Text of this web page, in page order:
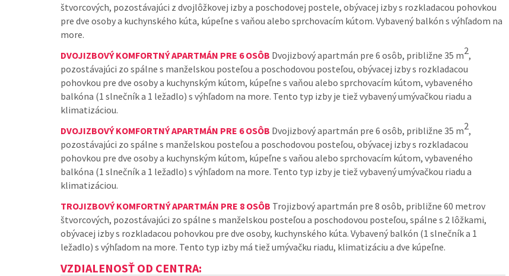
štvorcových, pozostávajúci z dvojlôžkovej izby a poschodovej postele, obývacej izby s rozkladacou pohovkou
pre dve osoby a kuchynského kúta, kúpeľne s vaňou alebo sprchovacím kútom. Vybavený balkón s výhľadom na
more.
DVOJIZBOVÝ KOMFORTNÝ APARTMÁN PRE 6 OSÔB Dvojizbový apartmán pre 6 osôb, približne 35 m2,
pozostávajúci zo spálne s manželskou posteľou a poschodovou posteľou, obývacej izby s rozkladacou
pohovkou pre dve osoby a kuchynským kútom, kúpeľne s vaňou alebo sprchovacím kútom, vybaveného
balkóna (1 slnečník a 1 ležadlo) s výhľadom na more. Tento typ izby je tiež vybavený umývačkou riadu a
klimatizáciou.
DVOJIZBOVÝ KOMFORTNÝ APARTMÁN PRE 6 OSÔB Dvojizbový apartmán pre 6 osôb, približne 35 m2,
pozostávajúci zo spálne s manželskou posteľou a poschodovou posteľou, obývacej izby s rozkladacou
pohovkou pre dve osoby a kuchynským kútom, kúpeľne s vaňou alebo sprchovacím kútom, vybaveného
balkóna (1 slnečník a 1 ležadlo) s výhľadom na more. Tento typ izby je tiež vybavený umývačkou riadu a
klimatizáciou.
TROJIZBOVÝ KOMFORTNÝ APARTMÁN PRE 8 OSÔB Trojizbový apartmán pre 8 osôb, približne 60 metrov
štvorcových, pozostávajúci zo spálne s manželskou posteľou a poschodovou posteľou, spálne s 2 lôžkami,
obývacej izby s rozkladacou pohovkou pre dve osoby, kuchynského kúta. Vybavený balkón (1 slnečník a 1
ležadlo) s výhľadom na more. Tento typ izby má tiež umývačku riadu, klimatizáciu a dve kúpeľne.
VZDIALENOSŤ OD CENTRA: